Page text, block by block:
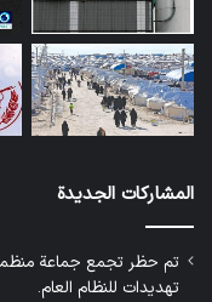
المشاركات الجديدة
تم حظر تجمع جماعة
تهديدات للنظام العام.